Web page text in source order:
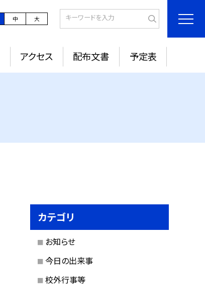
中 大
アクセス 配布文書 予定表
カテゴリ
お知らせ
今日の出来事
校外行事等